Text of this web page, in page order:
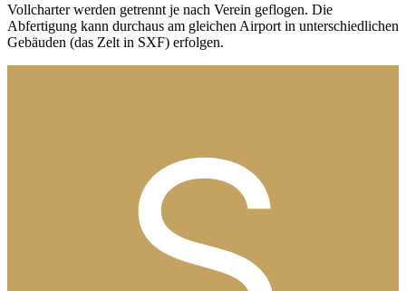
Vollcharter werden getrennt je nach Verein geflogen. Die
Abfertigung kann durchaus am gleichen Airport in unterschiedlichen
Gebäuden (das Zelt in SXF) erfolgen.